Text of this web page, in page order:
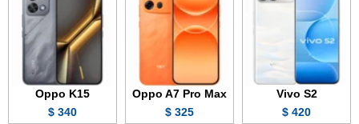
Vivo S2
420 $
Oppo A7 Pro Max
325 $
Oppo K15
340 $